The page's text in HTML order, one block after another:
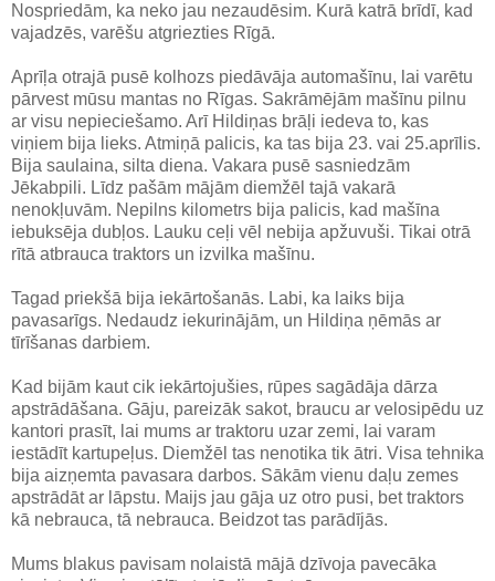
Nospriedām, ka neko jau nezaudēsim. Kurā katrā brīdī, kad
vajadzēs, varēšu atgriezties Rīgā.
Aprīļa otrajā pusē kolhozs piedāvāja automašīnu, lai varētu
pārvest mūsu mantas no Rīgas. Sakrāmējām mašīnu pilnu
ar visu nepieciešamo. Arī Hildiņas brāļi iedeva to, kas
viņiem bija lieks. Atmiņā palicis, ka tas bija 23. vai 25.aprīlis.
Bija saulaina, silta diena. Vakara pusē sasniedzām
Jēkabpili. Līdz pašām mājām diemžēl tajā vakarā
nenokļuvām. Nepilns kilometrs bija palicis, kad mašīna
iebuksēja dubļos. Lauku ceļi vēl nebija apžuvuši. Tikai otrā
rītā atbrauca traktors un izvilka mašīnu.
Tagad priekšā bija iekārtošanās. Labi, ka laiks bija
pavasarīgs. Nedaudz iekurinājām, un Hildiņa ņēmās ar
tīrīšanas darbiem.
Kad bijām kaut cik iekārtojušies, rūpes sagādāja dārza
apstrādāšana. Gāju, pareizāk sakot, braucu ar velosipēdu uz
kantori prasīt, lai mums ar traktoru uzar zemi, lai varam
iestādīt kartupeļus. Diemžēl tas nenotika tik ātri. Visa tehnika
bija aizņemta pavasara darbos. Sākām vienu daļu zemes
apstrādāt ar lāpstu. Maijs jau gāja uz otro pusi, bet traktors
kā nebrauca, tā nebrauca. Beidzot tas parādījās.
Mums blakus pavisam nolaistā mājā dzīvoja pavecāka